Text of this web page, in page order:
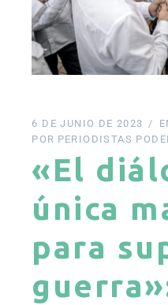
6 DE JUNIO DE 2023
POR PERIODISTAS
«El
única
para